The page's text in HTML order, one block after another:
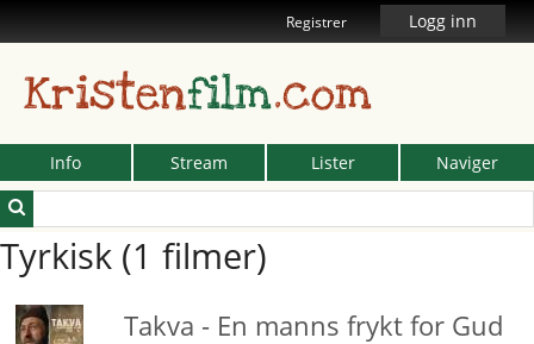
Registrer Logg inn
Kristenfilm.com
Info Stream Lister Naviger
Tyrkisk (1 filmer)
Takva - En manns frykt for Gud